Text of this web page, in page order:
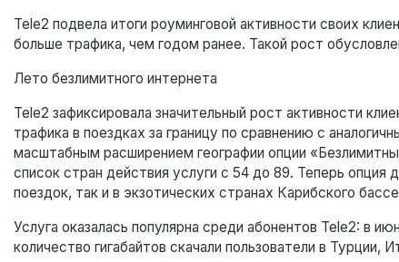
Tele2 подвела итоги роуминговой активности своих
больше трафика, чем годом ранее. Такой рост
Лето безлимитного интернета
Tele2 зафиксировала значительный рост активности
трафика в поездках за границу по сравнению с
масштабным расширением географии опции
список стран действия услуги с 54 до 89. Теперь опция
поездок, так и в экзотических странах Карибского
Услуга оказалась популярна среди абонентов Tele2: в
количество гигабайтов скачали пользователи в Турции,